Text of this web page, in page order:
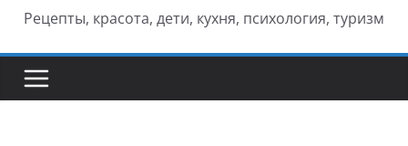
Рецепты, красота, дети, кухня, психология, туризм